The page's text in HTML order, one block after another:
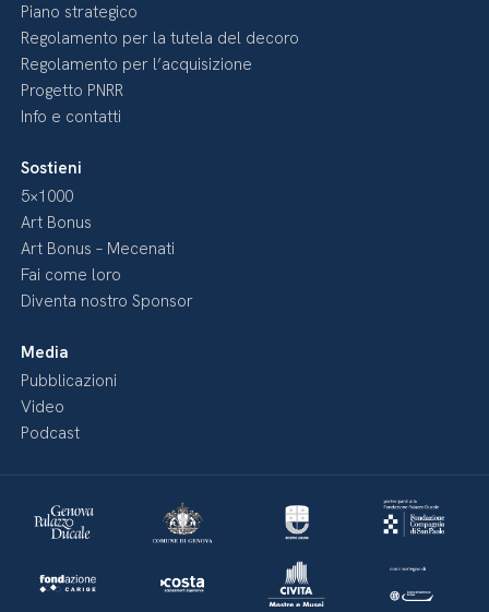
Piano strategico
Regolamento per la tutela del decoro
Regolamento per l’acquisizione
Progetto PNRR
Info e contatti
Sostieni
5×1000
Art Bonus
Art Bonus – Mecenati
Fai come loro
Diventa nostro Sponsor
Media
Pubblicazioni
Video
Podcast